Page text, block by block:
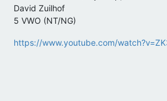
David Zuilhof
5 VWO (NT/NG)
https://www.youtube.com/